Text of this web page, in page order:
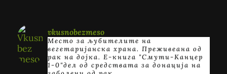
vkusnobezmeso
Место за љубителите на
вегетаријанска храна. Преживеана од
рак на дојка. E-книга "Смути-Канцер
1-0"дел од средствата за донација на